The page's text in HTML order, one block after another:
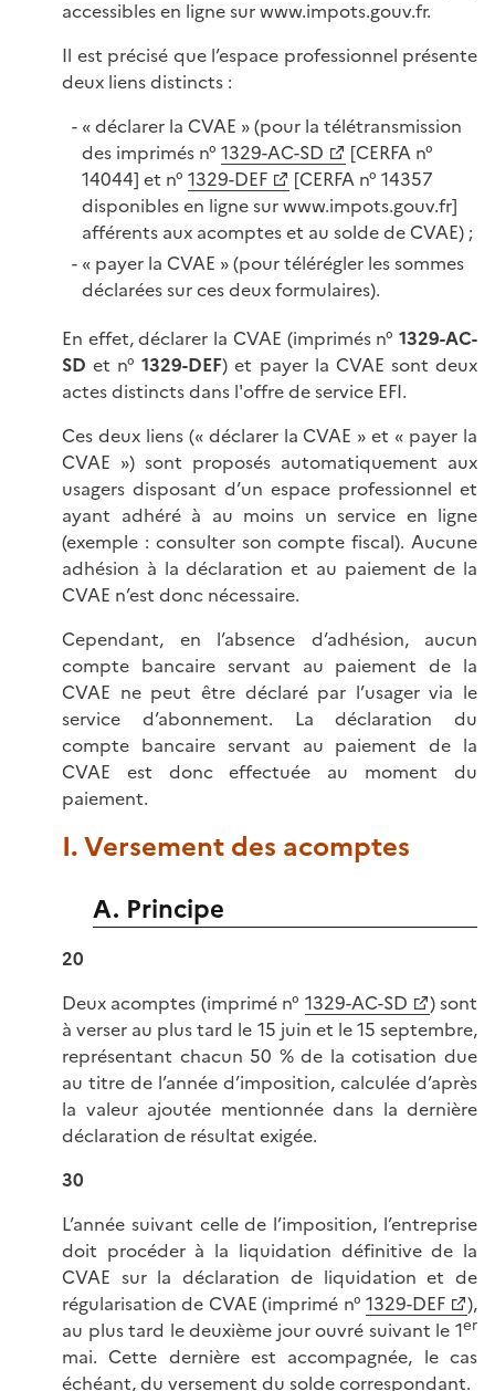
accessibles en ligne sur www.impots.gouv.fr.
Il est précisé que l’espace professionnel présente
deux liens distincts :
« déclarer la CVAE » (pour la télétransmission
des imprimés n° 1329-AC-SD
[CERFA n°
14044] et n° 1329-DEF
[CERFA n° 14357
disponibles en ligne sur www.impots.gouv.fr]
afférents aux acomptes et au solde de CVAE) ;
« payer la CVAE » (pour télérégler les sommes
déclarées sur ces deux formulaires).
En effet, déclarer la CVAE (imprimés n° 1329-AC-
SD et n°1329-DEF) et payer la CVAE sont deux
actes distincts dans l'offre de service EFI.
Ces deux liens (« déclarer la CVAE » et « payer la
CVAE ») sont proposés automatiquement aux
usagers disposant d’un espace professionnel et
ayant adhéré à au moins un service en ligne
(exemple : consulter son compte fiscal). Aucune
adhésion à la déclaration et au paiement de la
CVAE n’est donc nécessaire.
Cependant, en l’absence d’adhésion, aucun
compte bancaire servant au paiement de la
CVAE ne peut être déclaré par l’usager via le
service d’abonnement. La déclaration du
compte bancaire servant au paiement de la
CVAE est donc effectuée au moment du
paiement.
I. Versement des acomptes
A. Principe
20
Deux acomptes (imprimé n° 1329-AC-SD
) sont
à verser au plus tard le 15 juin et le 15 septembre,
représentant chacun 50 % de la cotisation due
au titre de l’année d’imposition, calculée d’après
la valeur ajoutée mentionnée dans la dernière
déclaration de résultat exigée.
30
L’année suivant celle de l’imposition, l’entreprise
doit procéder à la liquidation définitive de la
CVAE sur la déclaration de liquidation et de
régularisation de CVAE (imprimé n° 1329-DEF
),
au plus tard le deuxième jour ouvré suivant le 1er
mai. Cette dernière est accompagnée, le cas
échéant, du versement du solde correspondant.